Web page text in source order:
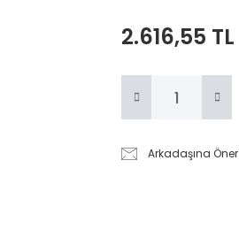
2.616,55 TL
Arkadaşına Öner